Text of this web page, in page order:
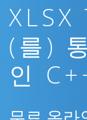
XLSX
(를)
인